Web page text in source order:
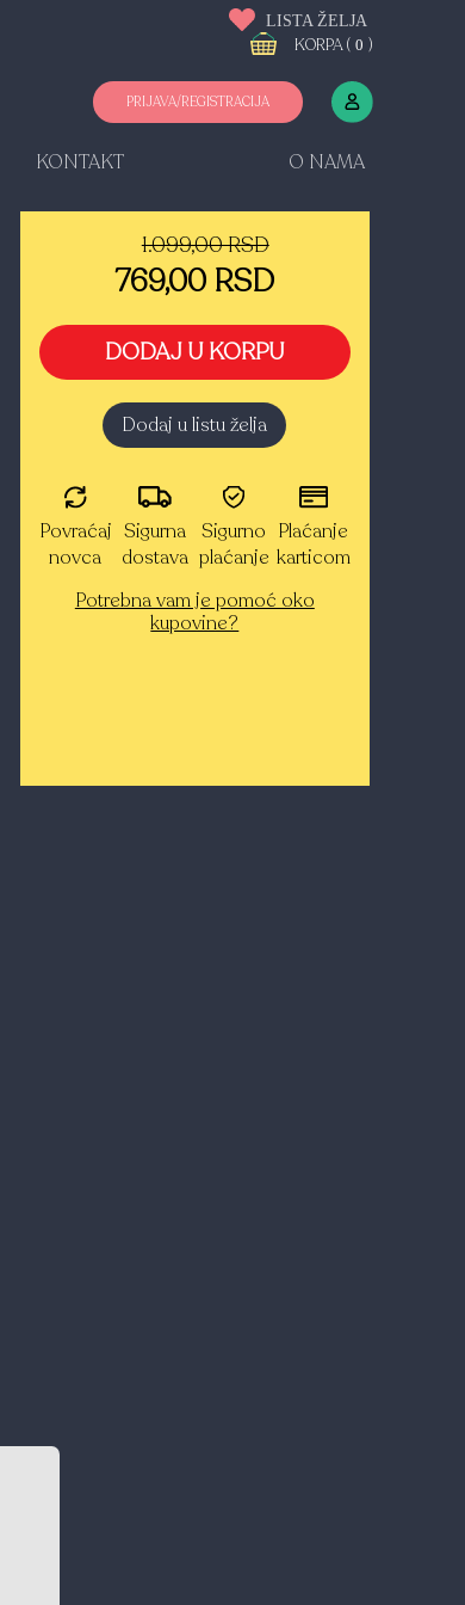
PRIJAVA/REGISTRACIJA
LISTA ŽELJA
KORPA ( 0 )
KONTAKT O NAMA
1.099,00 RSD
769,00 RSD
DODAJ U KORPU
Dodaj u listu želja
Povraćaj
novca
Sigurna
dostava
Sigurno
plaćanje
Plaćanje
karticom
Potrebna vam je pomoć oko
kupovine?